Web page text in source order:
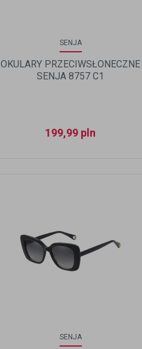
SENJA
OKULARY PRZECIWSŁONECZNE
SENJA 8757 C1
199,99 pln
SENJA